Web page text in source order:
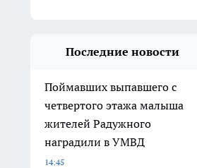
Последние новости
Поймавших выпавшего с
четвертого этажа малыша
жителей Радужного
наградили в УМВД
14:45